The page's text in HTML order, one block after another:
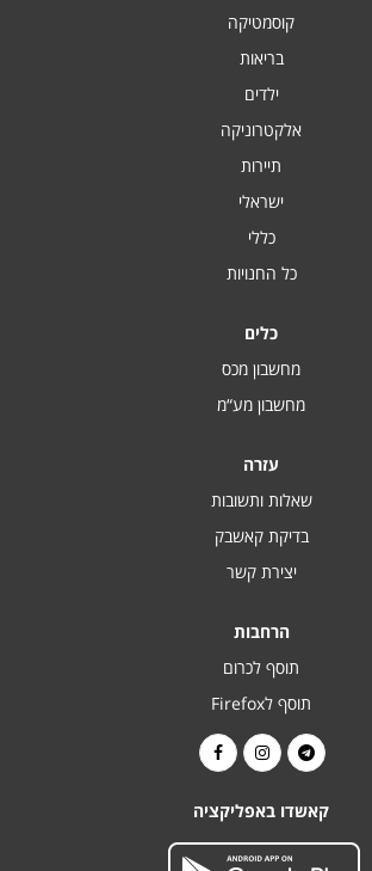
קוסמטיקה
בריאות
ילדים
אלקטרוניקה
תיירות
ישראלי
כללי
כל החנויות
כלים
מחשבון מכס
מחשבון מע“מ
עזרה
שאלות ותשובות
בדיקת קאשבק
יצירת קשר
הרחבות
תוסף לכרום
תוסף לFirefox
קאשדו באפליקציה